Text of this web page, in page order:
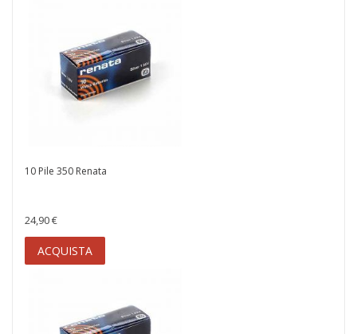
10 Pile 350 Renata
24,90 €
ACQUISTA